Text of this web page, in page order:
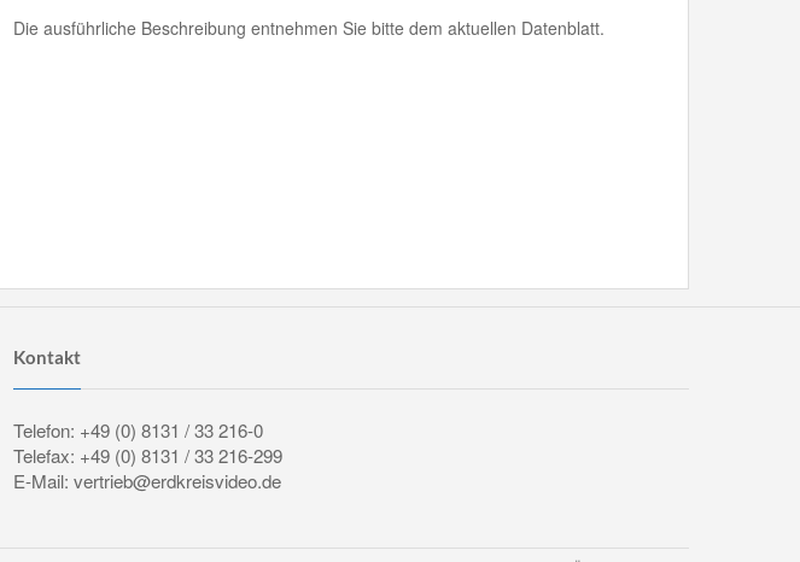
Die ausführliche Beschreibung entnehmen Sie bitte dem aktuellen Datenblatt.
Kontakt
Telefon: +49 (0) 8131 / 33 216-0
Telefax: +49 (0) 8131 / 33 216-299
E-Mail: vertrieb@erdkreisvideo.de